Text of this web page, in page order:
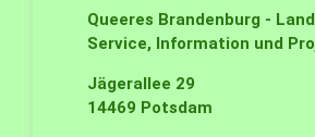
Queeres Brandenburg -
Service, Information und
Jägerallee 29
14469 Potsdam